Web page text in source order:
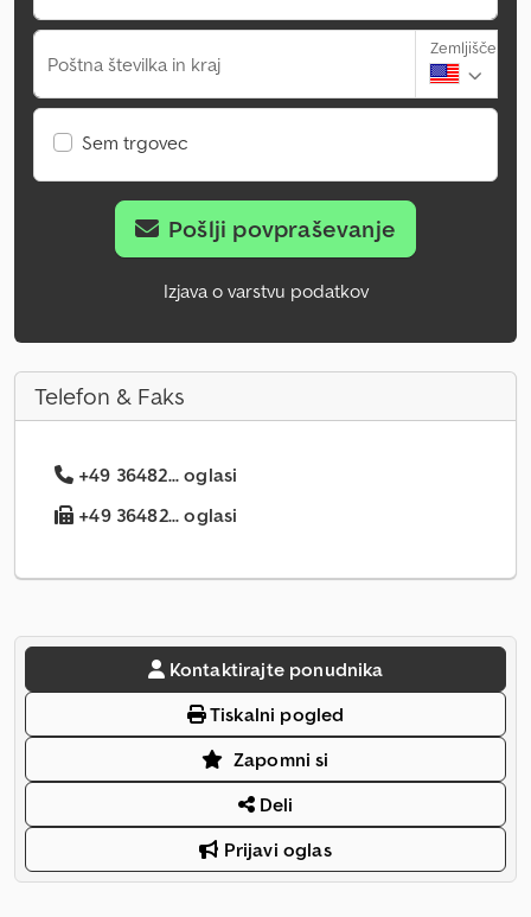
Poštna številka in kraj
Zemljišče
Sem trgovec
Pošlji povpraševanje
Izjava o varstvu podatkov
Telefon & Faks
+49 36482... oglasi
+49 36482... oglasi
Kontaktirajte ponudnika
Tiskalni pogled
Zapomni si
Deli
Prijavi oglas